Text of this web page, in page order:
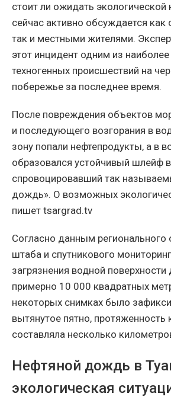
стоит ли ожидать экологической
сейчас активно обсуждается как
так и местными жителями.
этот инцидент одним из
техногенных происшествий на
побережье за последнее время.
После повреждения объектов
и последующего возгорания в
зону попали нефтепродукты, а в
образовался устойчивый шлейф
спровоцировавший так
дождь». О возможных
пишет tsargrad.tv
Согласно данным регионального
штаба и спутникового
загрязнения водной поверхности
примерно 10 000 квадратных
некоторых снимках было
вытянутое пятно, протяженность
составляла несколько
Нефтяной дождь в
экологическая